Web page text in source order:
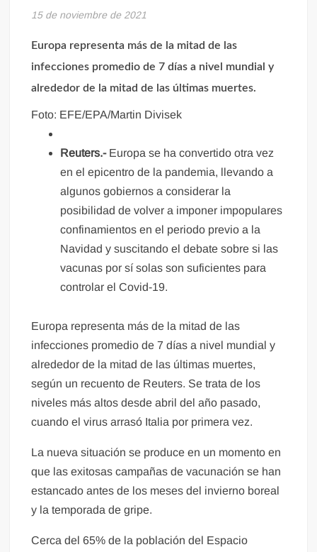
15 de noviembre de 2021
Europa representa más de la mitad de las
infecciones promedio de 7 días a nivel mundial y
alrededor de la mitad de las últimas muertes.
Foto: EFE/EPA/Martin Divisek
Reuters.-Europa se ha convertido otra vez
en el epicentro de la pandemia, llevando a
algunos gobiernos a considerar la
posibilidad de volver a imponer impopulares
confinamientos en el periodo previo a la
Navidad y suscitando el debate sobre si las
vacunas por sí solas son suficientes para
controlar el Covid-19.
Europa representa más de la mitad de las
infecciones promedio de 7 días a nivel mundial y
alrededor de la mitad de las últimas muertes,
según un recuento de Reuters. Se trata de los
niveles más altos desde abril del año pasado,
cuando el virus arrasó Italia por primera vez.
La nueva situación se produce en un momento en
que las exitosas campañas de vacunación se han
estancado antes de los meses del invierno boreal
y la temporada de gripe.
Cerca del 65% de la población del Espacio